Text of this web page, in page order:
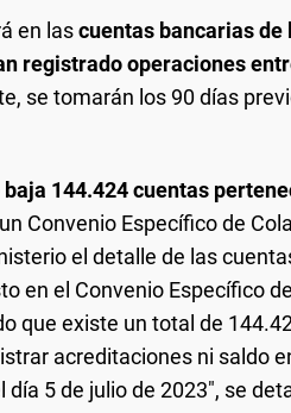
en lascuentas bancarias
registrado operaciones
se tomarán los 90 días
144.424 cuentas
Convenio Específico de
el detalle de las
en el Convenio Específico
que existe un total de
acreditaciones ni saldo
5 de julio de 2023", se